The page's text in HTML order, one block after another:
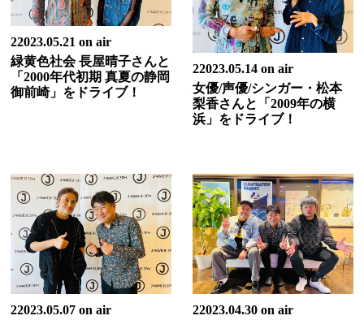
22023.05.21 on air
緑黄色社会 長屋晴子さんと
「2000年代初期 真夏の静岡
御前崎」をドライブ！
22023.05.14 on air
女優/声優/シンガー・松本
梨香さんと「2009年の横
浜」をドライブ！
22023.05.07 on air
22023.04.30 on air